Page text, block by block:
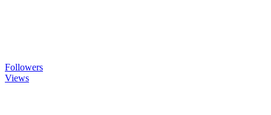
Followers
Views